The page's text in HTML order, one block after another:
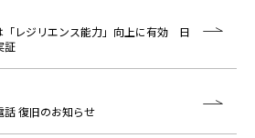
「レジリエンス能力」向上に有効 日
証
話 復旧のお知らせ